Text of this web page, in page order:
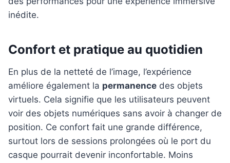
Confort et pratique au quotidien
En plus de la netteté de l’image, l’expérience
améliore également la permanence des objets
virtuels. Cela signifie que les utilisateurs peuvent
voir des objets numériques sans avoir à changer de
position. Ce confort fait une grande différence,
surtout lors de sessions prolongées où le port du
casque pourrait devenir inconfortable. Moins